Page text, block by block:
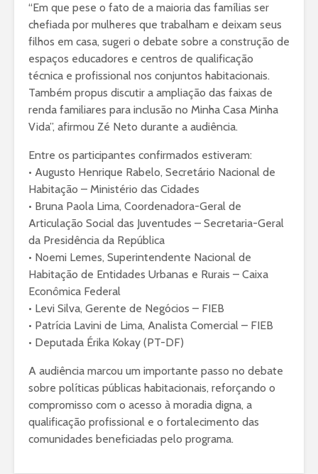
“Em que pese o fato de a maioria das famílias ser
chefiada por mulheres que trabalham e deixam seus
filhos em casa, sugeri o debate sobre a construção de
espaços educadores e centros de qualificação
técnica e profissional nos conjuntos habitacionais.
Também propus discutir a ampliação das faixas de
renda familiares para inclusão no Minha Casa Minha
Vida”, afirmou Zé Neto durante a audiência.
Entre os participantes confirmados estiveram:
• Augusto Henrique Rabelo, Secretário Nacional de
Habitação – Ministério das Cidades
• Bruna Paola Lima, Coordenadora-Geral de
Articulação Social das Juventudes – Secretaria-Geral
da Presidência da República
• Noemi Lemes, Superintendente Nacional de
Habitação de Entidades Urbanas e Rurais – Caixa
Econômica Federal
• Levi Silva, Gerente de Negócios – FIEB
• Patrícia Lavini de Lima, Analista Comercial – FIEB
• Deputada Érika Kokay (PT-DF)
A audiência marcou um importante passo no debate
sobre políticas públicas habitacionais, reforçando o
compromisso com o acesso à moradia digna, a
qualificação profissional e o fortalecimento das
comunidades beneficiadas pelo programa.